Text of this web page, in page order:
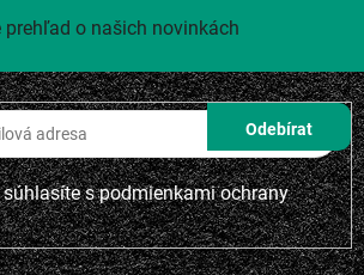
súhlasíte spodmienkami ochrany
prehľad o našich novinkách